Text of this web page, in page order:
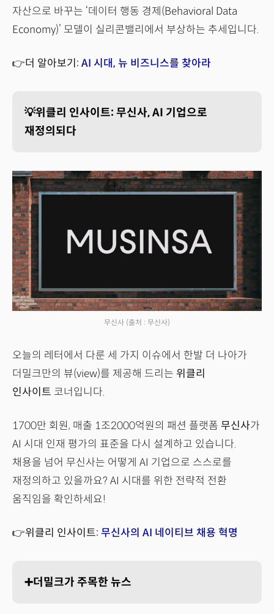
자산으로 바꾸는 ‘데이터 행동 경제(Behavioral Data
Economy)’ 모델이 실리콘밸리에서 부상하는 추세입니다.
👉더 알아보기: AI 시대, 뉴 비즈니스를 찾아라
💡위클리 인사이트: 무신사, AI 기업으로
재정의되다
무신사 (출처 : 무신사)
오늘의 레터에서 다룬 세 가지 이슈에서 한발 더 나아가
더밀크만의 뷰(view)를 제공해 드리는 위클리
인사이트 코너입니다.
1700만 회원, 매출 1조2000억원의 패션 플랫폼 무신사가
AI 시대 인재 평가의 표준을 다시 설계하고 있습니다.
채용을 넘어 무신사는 어떻게 AI 기업으로 스스로를
재정의하고 있을까요? AI 시대를 위한 전략적 전환
움직임을 확인하세요!
👉위클리 인사이트: 무신사의 AI 네이티브 채용 혁명
➕더밀크가 주목한 뉴스